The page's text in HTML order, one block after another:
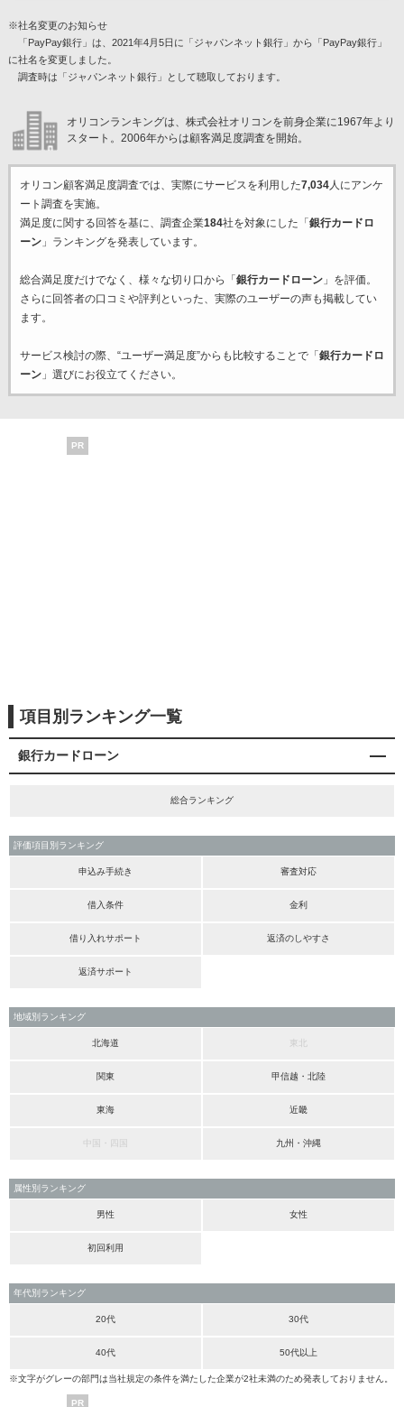
※社名変更のお知らせ
「PayPay銀行」は、2021年4月5日に「ジャパンネット銀行」から「PayPay銀行」
に社名を変更しました。
調査時は「ジャパンネット銀行」として聴取しております。
オリコンランキングは、株式会社オリコンを前身企業に1967年より
スタート。2006年からは顧客満足度調査を開始。
オリコン顧客満足度調査では、実際にサービスを利用した7,034人にアンケ
ート調査を実施。
満足度に関する回答を基に、調査企業184社を対象にした「 銀行カードロ
ーン」ランキングを発表しています。
総合満足度だけでなく、様々な切り口から「 銀行カードローン」を評価。
さらに回答者の口コミや評判といった、実際のユーザーの声も掲載してい
ます。
サービス検討の際、“ユーザー満足度”からも比較することで「 銀行カードロ
ーン」選びにお役立てください。
PR
項目別ランキング一覧
銀行カードローン
総合ランキング
評価項目別ランキング
申込み手続き 審査対応
借入条件 金利
借り入れサポート 返済のしやすさ
返済サポート
地域別ランキング
北海道 東北
関東 甲信越・北陸
東海 近畿
中国・四国 九州・沖縄
属性別ランキング
男性 女性
初回利用
年代別ランキング
20代 30代
40代 50代以上
※文字がグレーの部門は当社規定の条件を満たした企業が2社未満のため発表しておりません。
PR